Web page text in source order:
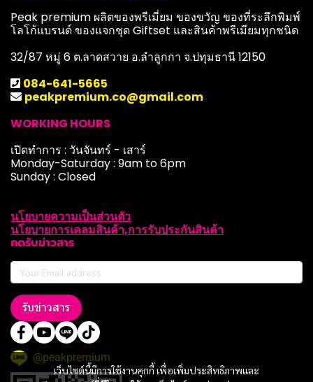
เว็บไซต์นี้มีการใช้งานคุกกี้ เพื่อเพิ่มประสิทธิภาพและ
Peak premium ผลิตของพรีเมี่ยม ของขวัญ ของที่ระลึกพิมพ์
โลโก้แบรนด์ ของแจกชุด Giftset และสินค้าพรีเมียมทุกชนิด
32/87 หมู่ 6 ต.ลาดสวาย อ.ลำลูกกา จ.ปทุมธานี 12150
084-641-5665
peakpremium.co@gmail.com
WORKING HOURS
เปิดทำการ : วันจันทร์ - เสาร์
Monday-Saturday : 9am to 6pm
Sunday : Closed
นโยบายความเป็นส่วนตัว
นโยบายการเคลมสินค้า,การรับประกันสินค้า
กดรับข่าวสาร
รับข่าวสาร
@peakpremium